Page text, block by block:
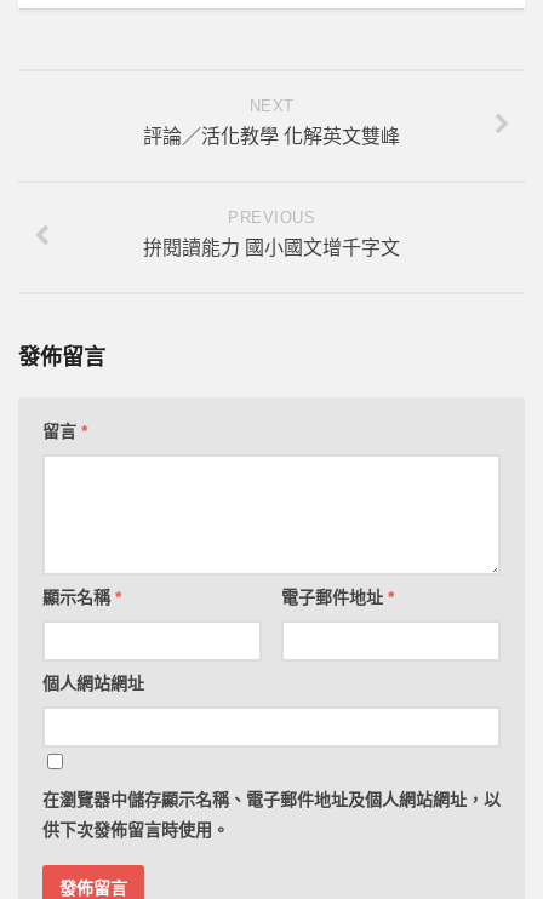
NEXT
評論／活化教學 化解英文雙峰
PREVIOUS
拚閱讀能力 國小國文增千字文
發佈留言
留言 *
顯示名稱* 電子郵件地址 *
個人網站網址
在瀏覽器中儲存顯示名稱、電子郵件地址及個人網站網址，以
供下次發佈留言時使用。